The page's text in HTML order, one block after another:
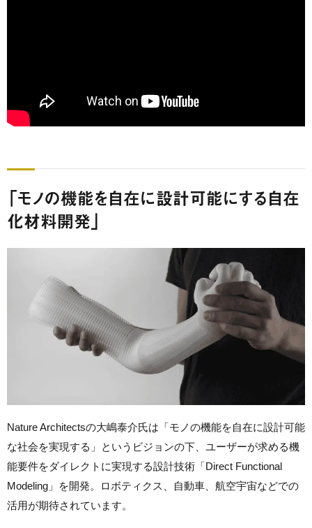
「モノの機能を自在に設計可能にする自在
化材料開発」
Nature Architectsの大嶋泰介氏は「モノの機能を自在に設計可能
な社会を実現する」というビジョンの下、ユーザーが求める機
能要件をダイレクトに実現する設計技術「Direct Functional
Modeling」を開発。ロボティクス、自動車、航空宇宙などでの
活用が期待されています。